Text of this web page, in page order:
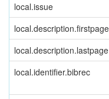
local.issue
local.description.firstpage
local.description.lastpage
local.identifier.bibrec